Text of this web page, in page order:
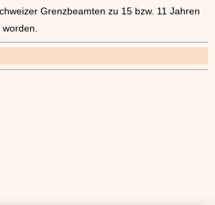
Grenzbeamten zu 15 bzw. 11 Jahren